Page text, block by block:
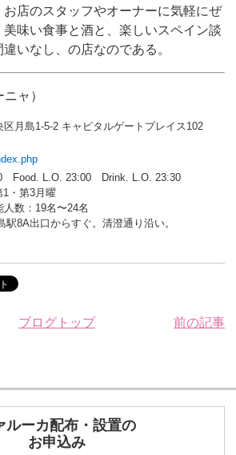
店のスタッフやオーナーに気軽にぜ
味い食事と酒と、楽しいスペイン談
いなし、の店なのである。
ャ）
月島1-5-2 キャピタルゲートプレイス102
Food. L.O. 23:00 Drink. L.O. 23:30
・第3月曜
数：19名〜24名
8A出口からすぐ。清澄通り沿い。
ブログトップ 前の記事
ルーカ配布・設置の
お申込み